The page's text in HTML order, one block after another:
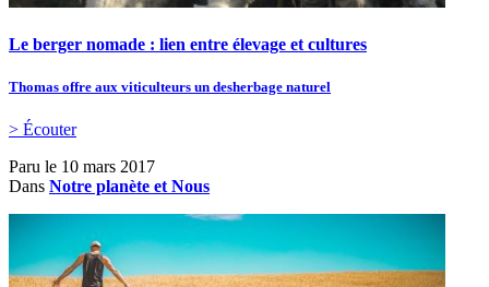
Le berger nomade : lien entre élevage et cultures
Thomas offre aux viticulteurs un desherbage naturel
> Écouter
Paru le 10 mars 2017
Dans Notre planète et Nous